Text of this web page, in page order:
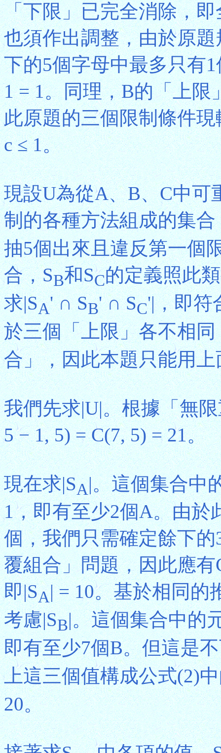
「下限」已完全消除，
也須作出調整，由於原
下的5個字母中最多只有
1 = 1。同理，B的「上限
此原題的三個限制條件現
c ≤ 1。
現設U為從A、B、C中可
制的各種方法組成的集合
抽5個出來且違反第一個
合，SB和SC的定義照此
求|SA' ∩ SB' ∩ SC'|，即符
於三個「上限」各不相同
合」，因此本題只能用
我們先求|U|。根據「無
5 − 1, 5) = C(7, 5) = 21。
現在求|SA|。這個集合中
1，即有至少2個A。由於
個，我們只需確定餘下
覆組合」問題，因此應有
即|SA| = 10。基於相同的
考慮|SB|。這個集合中的
即有至少7個B。但這是
上這三個值構成公式(2)
20。